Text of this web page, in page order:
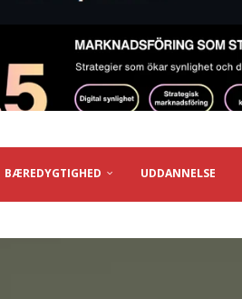
BÆREDYGTIGHED UDDANNELSE